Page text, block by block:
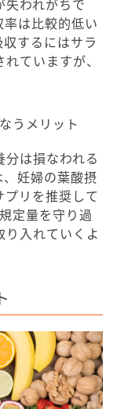
われがちで
は比較的低い
するにはサラ
ていますが、
うメリット
は損なわれる
妊婦の葉酸摂
リを推奨して
定量を守り過
入れていくよ